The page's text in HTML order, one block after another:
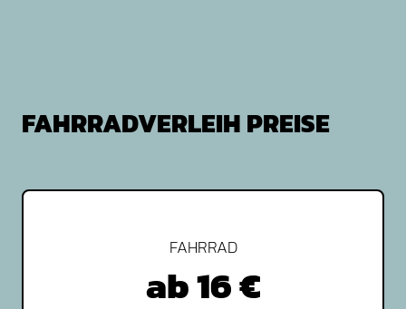
FAHRRADVERLEIH PREISE
FAHRRAD
ab 16 €